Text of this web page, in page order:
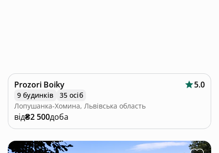
Prozori Boiky 5.0
9 будинків
35 осіб
Лопушанка-Хомина, Львівська область
від₴2 500доба